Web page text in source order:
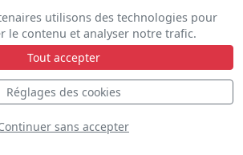
utilisons des technologies pour
le contenu et analyser notre trafic.
Tout accepter
Réglages des cookies
sans accepter